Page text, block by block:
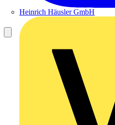
Heinrich Häusler GmbH